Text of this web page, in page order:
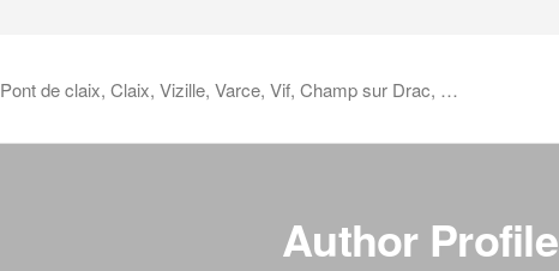
Pont de claix, Claix, Vizille, Varce, Vif, Champ sur Drac, …
Author Profile